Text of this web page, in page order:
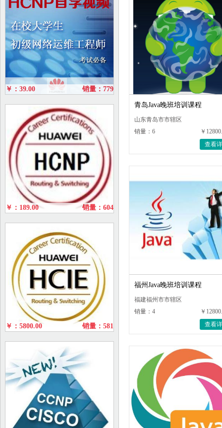
￥：39.00 销量：779
￥：189.00 销量：604
￥：5800.00 销量：581
青岛Java晚班培训课程
山东青岛市市辖区
销量：6
￥
查看
福州Java晚班培训课程
福建福州市市辖区
销量：4
￥
查看